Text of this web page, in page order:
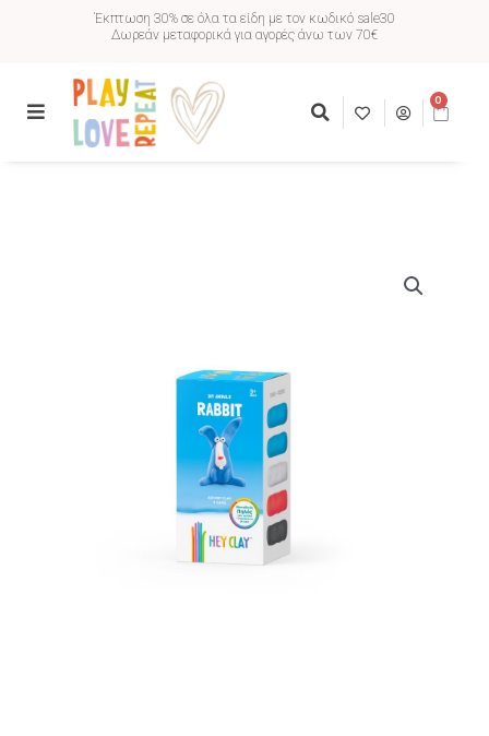
Έκπτωση 30% σε όλα τα είδη με τον κωδικό sale30
Δωρεάν μεταφορικά για αγορές άνω των 70€
0